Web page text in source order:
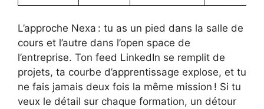
L’approche Nexa : tu as un pied dans la salle de
cours et l’autre dans l’open space de
l’entreprise. Ton feed LinkedIn se remplit de
projets, ta courbe d’apprentissage explose, et tu
ne fais jamais deux fois la même mission ! Si tu
veux le détail sur chaque formation, un détour